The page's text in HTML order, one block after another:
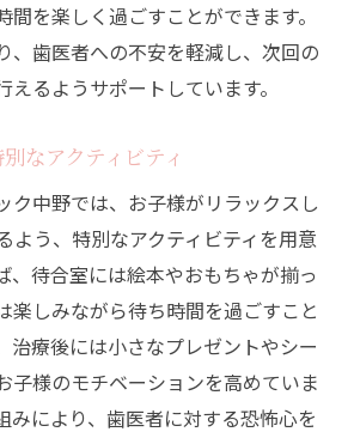
間を楽しく過ごすことができます。
、歯医者への不安を軽減し、次回の
るようサポートしています。
なアクティビティ
ク中野では、お子様がリラックスし
よう、特別なアクティビティを用意
、待合室には絵本やおもちゃが揃っ
楽しみながら待ち時間を過ごすこと
治療後には小さなプレゼントやシー
子様のモチベーションを高めていま
みにより、歯医者に対する恐怖心を